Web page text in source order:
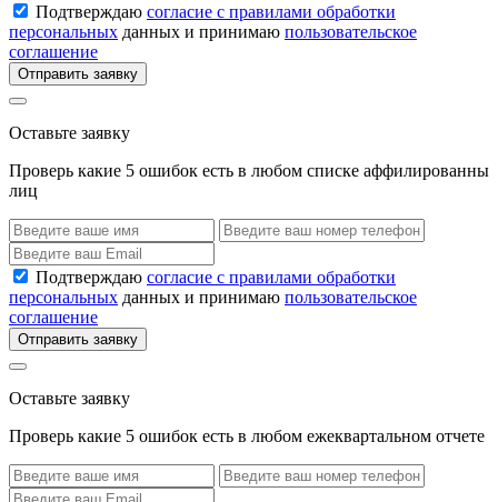
Подтверждаю согласие с правилами обработки
персональных данных и принимаю пользовательское
соглашение
Отправить заявку
Оставьте заявку
Проверь какие 5 ошибок есть в любом списке аффилированны
лиц
Подтверждаю согласие с правилами обработки
персональных данных и принимаю пользовательское
соглашение
Отправить заявку
Оставьте заявку
Проверь какие 5 ошибок есть в любом ежеквартальном отчете